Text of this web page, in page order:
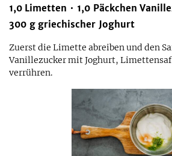
1,0 Limetten 1,0 Päckchen
300 g griechischer Joghurt
Zuerst die Limette abreiben und den
Vanillezucker mit Joghurt,
verrühren.